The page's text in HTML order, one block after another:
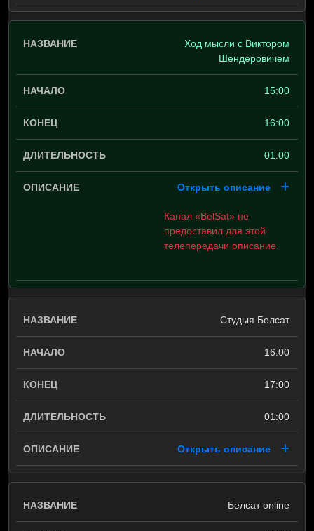
Ход мысли с Виктором
Шендеровичем
15:00
16:00
01:00
Открыть описание
Канал «BelSat» не
предоставил для этой
телепередачи описание.
Студыя Белсат
16:00
17:00
01:00
Открыть описание
Белсат online